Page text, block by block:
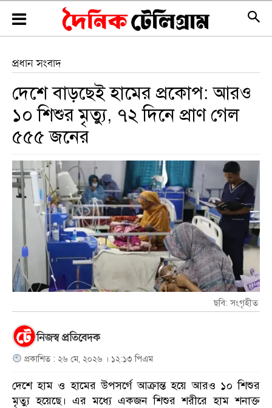
প্রধান সংবাদ
দেশে বাড়ছেই হামের প্রকোপ: আরও
১০ শিশুর মৃত্যু, ৭২ দিনে প্রাণ গেল
৫৫৫ জনের
ছবি: সংগৃহীত
নিজস্ব প্রতিবেদক
প্রকাশিত : ২৬ মে, ২০২৬ । ১২:১৩ পিএম
দেশে হাম ও হামের উপসর্গে আক্রান্ত হয়ে আরও ১০ শিশুর
মৃত্যু হয়েছে। এর মধ্যে একজন শিশুর শরীরে হাম শনাক্ত